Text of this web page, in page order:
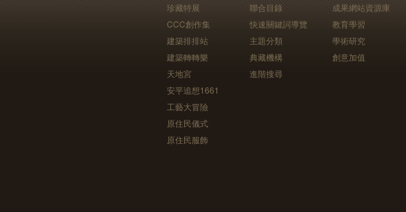
珍藏特展
CCC創作集
建築排排站
建築轉轉樂
天地宮
安平追想1661
工藝大冒險
原住民儀式
原住民服飾
聯合目錄
快速關鍵詞導覽
主題分類
典藏機構
進階搜尋
成果網站資源庫
教育學習
學術研究
創意加值